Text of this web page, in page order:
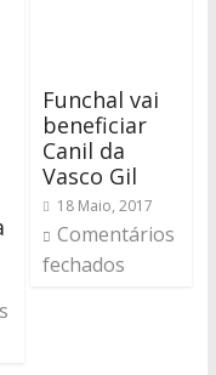
Funchal vai
beneficiar
Canil da
Vasco Gil
18 Maio, 2017
Comentários
fechados